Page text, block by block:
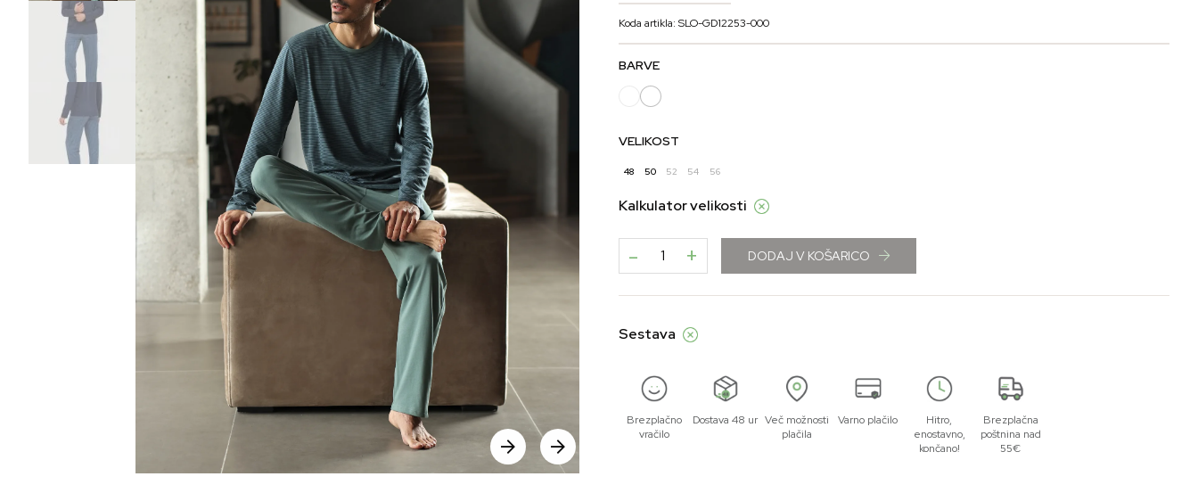
Koda artikla: SLO-GD12253-000
BARVE
VELIKOST
48 50 52 54 56
Kalkulator velikosti
- + DODAJ V KOŠARICO
Sestava
Brezplačno
vračilo
Dostava 48 ur Več možnosti
plačila
Varno plačilo
Hitro,
enostavno,
končano!
Brezplačna
poštnina nad
55€